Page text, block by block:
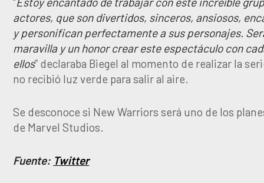
actores, que son divertidos, sinceros, ansiosos,
y personifican perfectamente a sus personajes.
maravilla y un honor crear este espectáculo con
ellos” declaraba Biegel al momento de realizar la
no recibió luz verde para salir al aire.
Se desconoce si New Warriors será uno de los
de Marvel Studios.
Fuente: Twitter